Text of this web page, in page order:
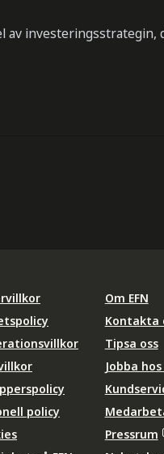
av investeringsstrategin,
policy
Om EFN
Kontakta
Tipsa oss
Jobba
Pressrum